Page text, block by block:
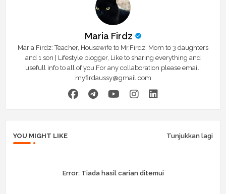
Maria Firdz
Maria Firdz: Teacher, Housewife to Mr.Firdz, Mom to 3 daughters
and 1 son | Lifestyle blogger, Like to sharing everything and
usefull info to all of you.For any collaboration please email:
myfirdaussy@gmail.com
YOU MIGHT LIKE Tunjukkan lagi
Error:Tiada hasil carian ditemui